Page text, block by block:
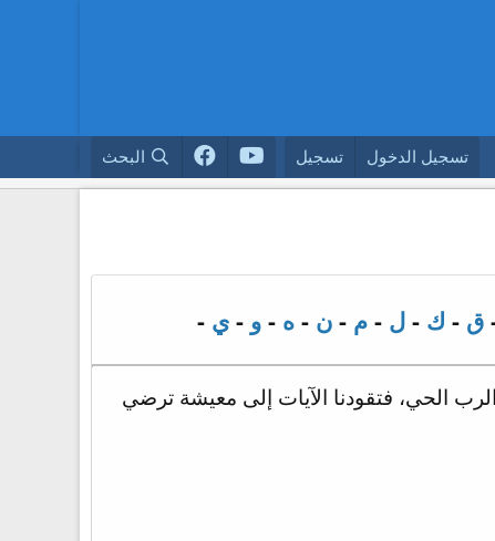
تسجيل الدخول تسجيل البحث
ق - ك - ل - م - ن - ه - و - ي -
الحي، فتقودنا الآيات إلى معيشة ترضي